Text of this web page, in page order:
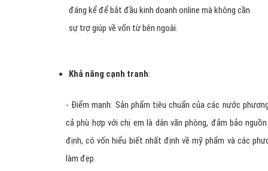
đáng kể để bắt đầu kinh doanh online mà không cần
sự trợ giúp về vốn từ bên ngoài.
Khả năng cạnh tranh:
- Điểm mạnh: Sản phẩm tiêu chuẩn của các nước
cả phù hợp với chị em là dân văn phòng, đảm bảo
định, có vốn hiểu biết nhất định về mỹ phẩm và các
làm đẹp.